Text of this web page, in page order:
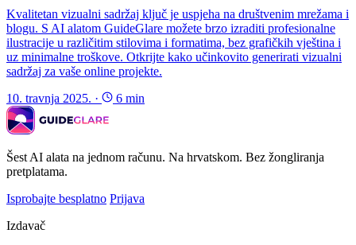
Kvalitetan vizualni sadržaj ključ je uspjeha na društvenim mrežama i
blogu. S AI alatom GuideGlare možete brzo izraditi profesionalne
ilustracije u različitim stilovima i formatima, bez grafičkih vještina i
uz minimalne troškove. Otkrijte kako učinkovito generirati vizualni
sadržaj za vaše online projekte.
10. travnja 2025. · 6 min
Šest AI alata na jednom računu. Na hrvatskom. Bez žongliranja
pretplatama.
Isprobajte besplatno Prijava
Izdavač